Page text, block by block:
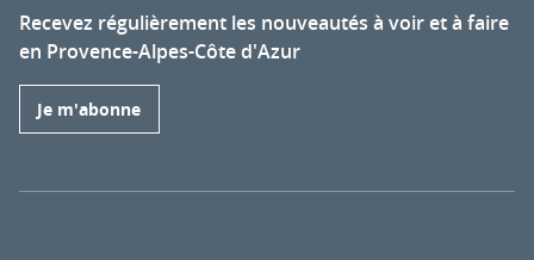
Recevez régulièrement les nouveautés à voir et à faire
en Provence-Alpes-Côte d'Azur
Je m'abonne